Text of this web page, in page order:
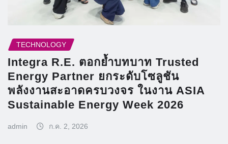
TECHNOLOGY
Integra R.E. ตอกย้ำบทบาท Trusted
Energy Partner ยกระดับโซลูชัน
พลังงานสะอาดครบวงจร ในงาน ASIA
Sustainable Energy Week 2026
admin ก.ค. 2, 2026